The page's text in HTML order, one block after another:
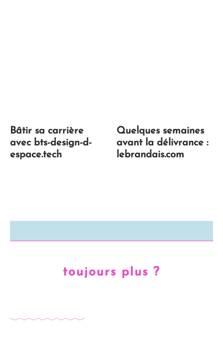
Bâtir sa carrière
avec bts-design-d-
espace.tech
Quelques semaines
avant la délivrance :
lebrandais.com
toujours plus ?